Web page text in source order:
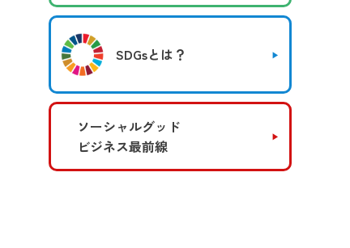
SDGsとは？
ソーシャルグッド
ビジネス最前線